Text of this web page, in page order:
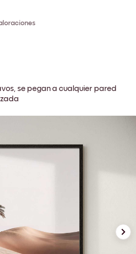
se pegan a cualquier pared